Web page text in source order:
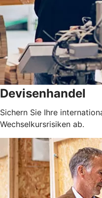
Devisenhandel
Sichern Sie Ihre
Wechselkursrisiken ab.